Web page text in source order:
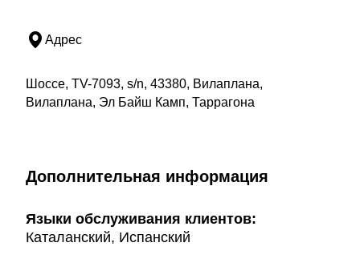
Адрес
Шоссе, TV-7093, s/n, 43380, Вилаплана,
Вилаплана, Эл Байш Камп, Таррагона
Дополнительная информация
Языки обслуживания клиентов:
Каталанский, Испанский